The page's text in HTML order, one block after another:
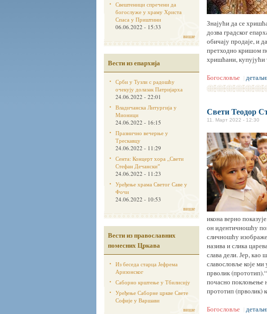
Свештеници спречени да
богослуже у храму Христа
Спаса у Приштини
06.06.2022 - 15:33
више
Вести из епархија
Срби у Тузли с радошћу
очекују долазак Патријарха
24.06.2022 - 22:01
Владичанска Литургија у
Мионици
24.06.2022 - 16:15
Празнично вечерње у
Трескавцу
24.06.2022 - 11:29
Сента: Концерт хора „Свети
Стефан Дечанскиˮ
24.06.2022 - 11:23
Уређење храма Светог Саве у
Фочи
24.06.2022 - 10:53
више
Вести из православних
помесних Цркава
Из беседа старца Јефрема
Аризонског
Саборно крштење у Тбилисију
Уређење Саборне цркве Свете
Софије у Варшави
више
Знајући да се
дозва градског
обичају продаје, и
претходно кришом
хришћани, купујући
Богословље
Свети Теодор
11. Март 2022 - 12:30
икона верно
он идентичношћу
сличношћу
назива и слика
слава дели. Јер, као
славословље које ми
прволик
почасно поклоњење
прототип (прволик)
Богословље